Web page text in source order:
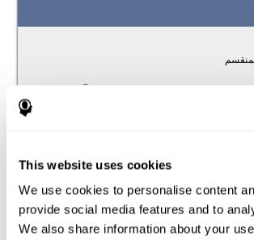
This website uses cookies
We use cookies to personalise content
provide social media features and to
We also share information about your
هو القدرة على الانتباه للمحفزات في آن واحد.